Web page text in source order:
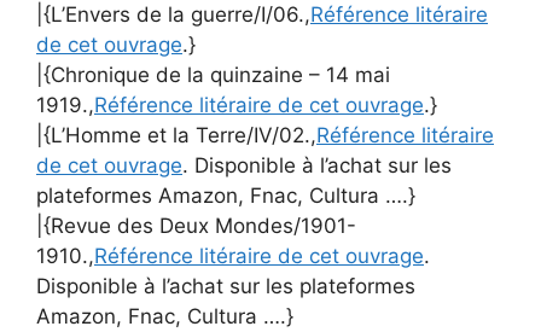
|{L’Envers de la guerre/I/06.,Référence litéraire
de cet ouvrage.}
|{Chronique de la quinzaine – 14 mai
1919.,Référence litéraire de cet ouvrage.}
|{L’Homme et la Terre/IV/02.,Référence litéraire
de cet ouvrage. Disponible à l’achat sur les
plateformes Amazon, Fnac, Cultura ….}
|{Revue des Deux Mondes/1901-
1910.,Référence litéraire de cet ouvrage.
Disponible à l’achat sur les plateformes
Amazon, Fnac, Cultura ….}